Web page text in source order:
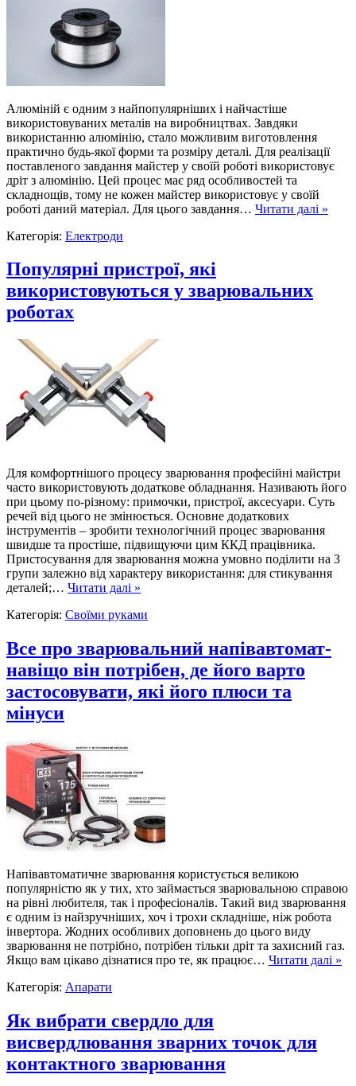
Алюміній є одним з найпопулярніших і найчастіше
використовуваних металів на виробництвах. Завдяки
використанню алюмінію, стало можливим виготовлення
практично будь-якої форми та розміру деталі. Для реалізації
поставленого завдання майстер у своїй роботі використовує
дріт з алюмінію. Цей процес має ряд особливостей та
складнощів, тому не кожен майстер використовує у своїй
роботі даний матеріал. Для цього завдання… Читати далі »
Категорія: Електроди
Популярні пристрої, які
використовуються у зварювальних
роботах
Для комфортнішого процесу зварювання професійні майстри
часто використовують додаткове обладнання. Називають його
при цьому по-різному: примочки, пристрої, аксесуари. Суть
речей від цього не змінюється. Основне додаткових
інструментів – зробити технологічний процес зварювання
швидше та простіше, підвищуючи цим ККД працівника.
Пристосування для зварювання можна умовно поділити на 3
групи залежно від характеру використання: для стикування
деталей;… Читати далі »
Категорія: Своїми руками
Все про зварювальний напівавтомат-
навіщо він потрібен, де його варто
застосовувати, які його плюси та
мінуси
Напівавтоматичне зварювання користується великою
популярністю як у тих, хто займається зварювальною справою
на рівні любителя, так і професіоналів. Такий вид зварювання
є одним із найзручніших, хоч і трохи складніше, ніж робота
інвертора. Жодних особливих доповнень до цього виду
зварювання не потрібно, потрібен тільки дріт та захисний газ.
Якщо вам цікаво дізнатися про те, як працює… Читати далі »
Категорія: Апарати
Як вибрати свердло для
висвердлювання зварних точок для
контактного зварювання